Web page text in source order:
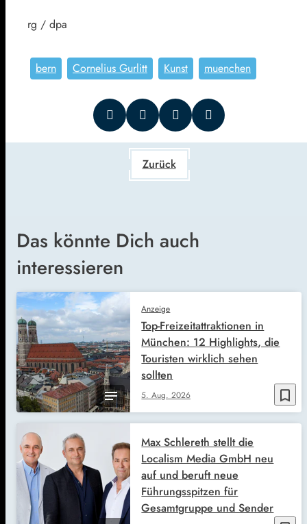
rg / dpa
bern Cornelius Gurlitt Kunst muenchen
Zurück
Das könnte Dich auch
interessieren
bookmark_border
Anzeige
5. Aug. 2026
Top-Freizeitattraktionen in
München: 12 Highlights, die
Touristen wirklich sehen
sollten
Max Schlereth stellt die
Localism Media GmbH neu
auf und beruft neue
Führungsspitzen für
Gesamtgruppe und Sender